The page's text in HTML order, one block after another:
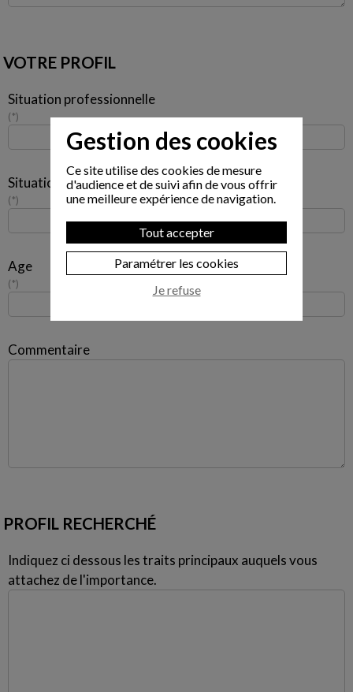
VOTRE PROFIL
Situation professionnelle
*
Situation familiale
*
Age
*
Commentaire
PROFIL RECHERCHÉ
Indiquez ci dessous les traits principaux auquels vous
attachez de l'importance.
Gestion des cookies
Ce site utilise des cookies de mesure
d'audience et de suivi afin de vous offrir
une meilleure expérience de navigation.
Tout accepter
Paramétrer les cookies
Je refuse